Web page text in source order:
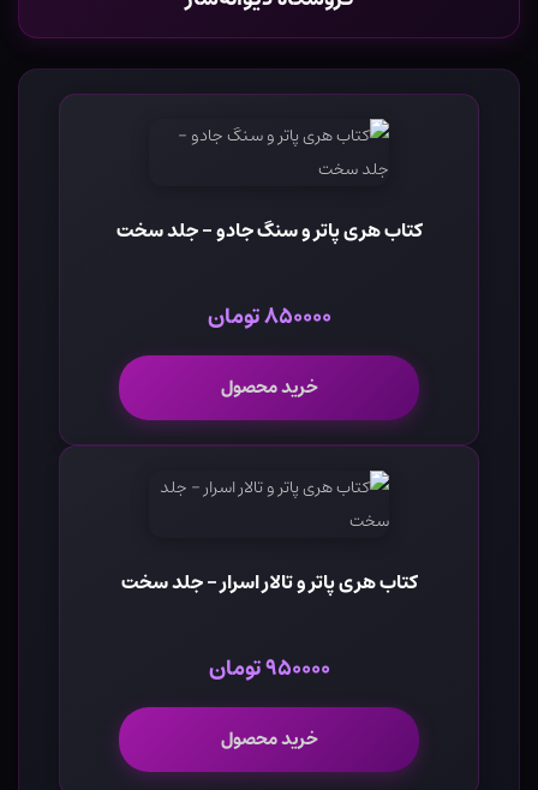
کتاب هری پاتر و سنگ جادو - جلد سخت
۸۵۰۰۰۰ تومان
خرید محصول
کتاب هری پاتر و تالار اسرار - جلد سخت
۹۵۰۰۰۰ تومان
خرید محصول